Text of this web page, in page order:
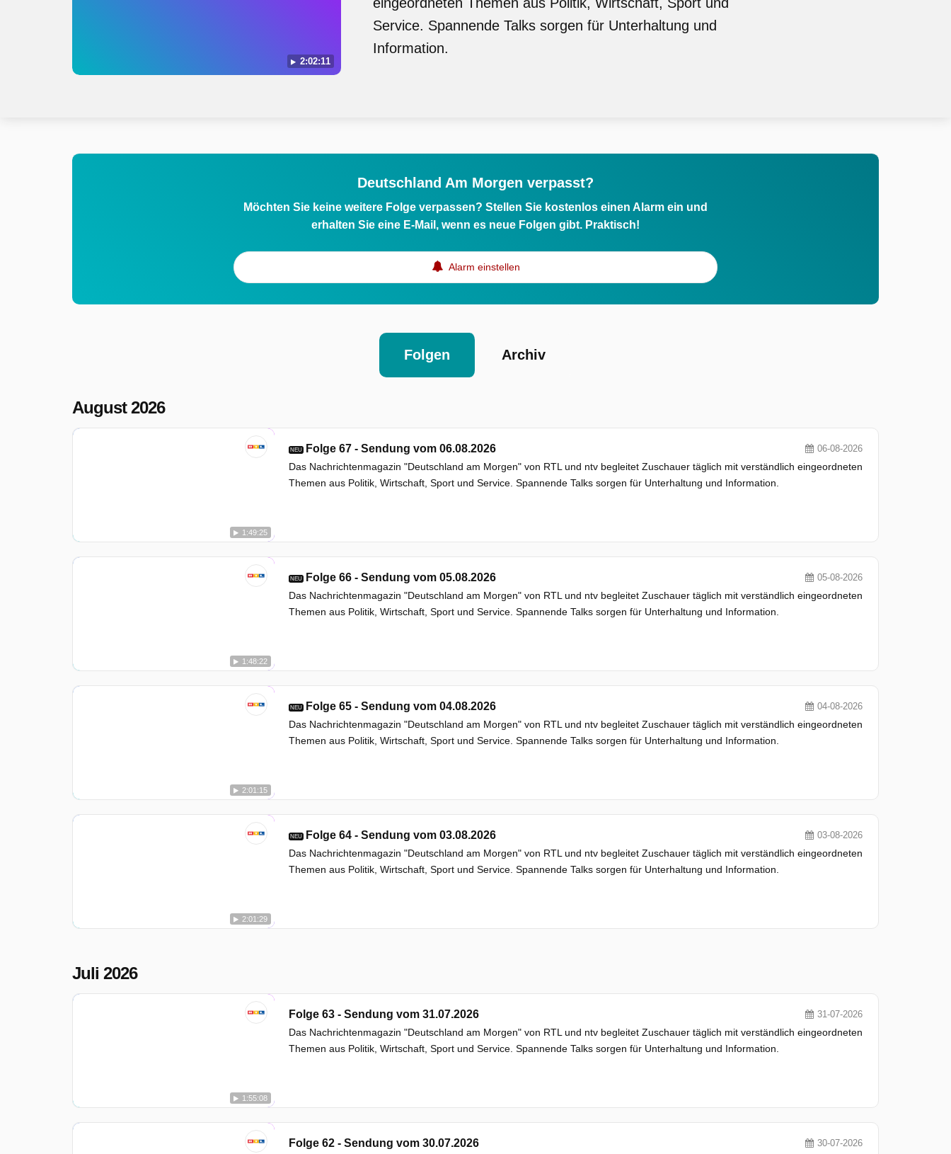
2:02:11
Service. Spannende Talks sorgen für Unterhaltung und
Information.
Deutschland Am Morgen verpasst?
Möchten Sie keine weitere Folge verpassen? Stellen Sie kostenlos einen Alarm ein und
erhalten Sie eine E-Mail, wenn es neue Folgen gibt. Praktisch!
Alarm einstellen
Folgen Archiv
August 2026
1:49:25
NEU Folge 67 - Sendung vom 06.08.2026 06-08-2026
Das Nachrichtenmagazin "Deutschland am Morgen" von RTL und ntv begleitet Zuschauer täglich mit verständlich eingeordneten
Themen aus Politik, Wirtschaft, Sport und Service. Spannende Talks sorgen für Unterhaltung und Information.
1:48:22
NEU Folge 66 - Sendung vom 05.08.2026 05-08-2026
Das Nachrichtenmagazin "Deutschland am Morgen" von RTL und ntv begleitet Zuschauer täglich mit verständlich eingeordneten
Themen aus Politik, Wirtschaft, Sport und Service. Spannende Talks sorgen für Unterhaltung und Information.
2:01:15
NEU Folge 65 - Sendung vom 04.08.2026 04-08-2026
Das Nachrichtenmagazin "Deutschland am Morgen" von RTL und ntv begleitet Zuschauer täglich mit verständlich eingeordneten
Themen aus Politik, Wirtschaft, Sport und Service. Spannende Talks sorgen für Unterhaltung und Information.
2:01:29
NEU Folge 64 - Sendung vom 03.08.2026 03-08-2026
Das Nachrichtenmagazin "Deutschland am Morgen" von RTL und ntv begleitet Zuschauer täglich mit verständlich eingeordneten
Themen aus Politik, Wirtschaft, Sport und Service. Spannende Talks sorgen für Unterhaltung und Information.
Juli 2026
1:55:08
Folge 63 - Sendung vom 31.07.2026 31-07-2026
Das Nachrichtenmagazin "Deutschland am Morgen" von RTL und ntv begleitet Zuschauer täglich mit verständlich eingeordneten
Themen aus Politik, Wirtschaft, Sport und Service. Spannende Talks sorgen für Unterhaltung und Information.
Folge 62 - Sendung vom 30.07.2026 30-07-2026